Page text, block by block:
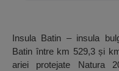
Insula Batin – insula
Batin între km 529,3 și
ariei protejate Natura